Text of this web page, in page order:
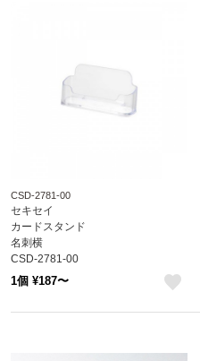
CSD-2781-00
セキセイ
カードスタンド
名刺横
CSD-2781-00
1個 ¥187〜